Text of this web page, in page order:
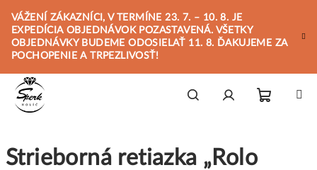
obsah
VÁŽENÍ ZÁKAZNÍCI, V TERMÍNE 23. 7. – 10. 8. JE
EXPEDÍCIA OBJEDNÁVOK POZASTAVENÁ. VŠETKY
OBJEDNÁVKY BUDEME ODOSIELAŤ 11. 8. ĎAKUJEME ZA
POCHOPENIE A TRPEZLIVOSŤ!
Strieborná retiazka „Rolo